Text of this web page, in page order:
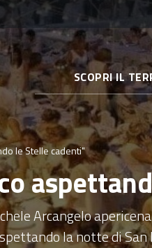
SCOPRI IL
le Stelle cadenti"
Arcangelo
la notte di San